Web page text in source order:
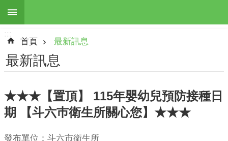
跳到主要內容區塊
進
階
搜
尋
最
:::
首頁 最新訊息
最新訊息
★★★【置頂】 115年嬰幼兒預防接種日
期 【斗六巿衛生所關心您】★★★
發布單位：斗六市衛生所